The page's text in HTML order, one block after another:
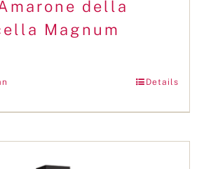
della
Magnum
Details